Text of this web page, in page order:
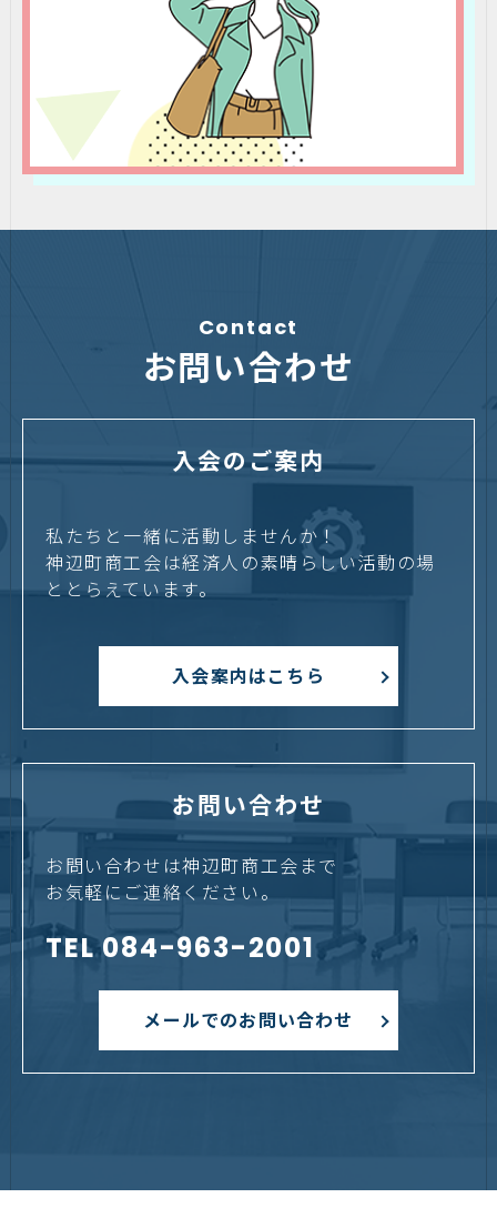
Contact
お問い合わせ
入会のご案内
私たちと一緒に活動しませんか！
神辺町商工会は経済人の素晴らしい活動の場
ととらえています。
入会案内はこちら
お問い合わせ
お問い合わせは神辺町商工会まで
お気軽にご連絡ください。
TEL 084-963-2001
メールでのお問い合わせ